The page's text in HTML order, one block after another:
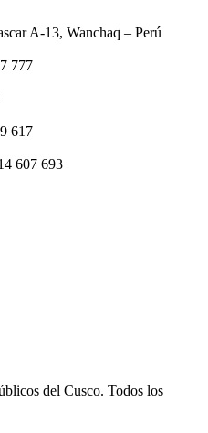
A-13, Wanchaq – Perú
777
617
607 693
del Cusco. Todos los